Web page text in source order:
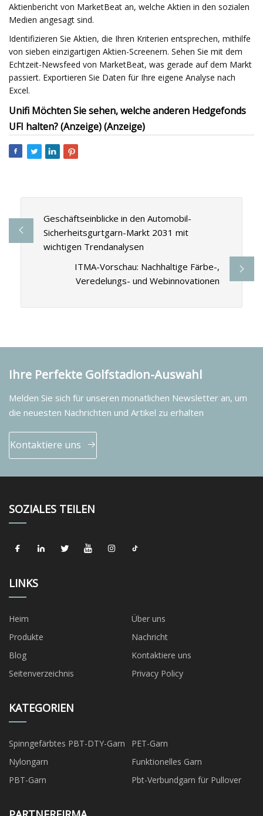
Aktienbericht von MarketBeat an, welche Aktien in den sozialen
Medien angesagt sind.
Identifizieren Sie Aktien, die Ihren Kriterien entsprechen, mithilfe
von sieben einzigartigen Aktien-Screenern. Sehen Sie mit dem
Echtzeit-Newsfeed von MarketBeat, was gerade auf dem Markt
passiert. Exportieren Sie Daten für Ihre eigene Analyse nach
Excel.
Unifi Möchten Sie sehen, welche anderen Hedgefonds
UFI halten? (Anzeige) (Anzeige)
Geschäftseinblicke in den Automobil-
Sicherheitsgurtgarn-Markt 2031 mit
wichtigen Trendanalysen
ITMA-Vorschau: Nachhaltige Färbe-,
Veredelungs- und Webinnovationen
Ihre Perfekte Golfstadion-Auswahl
Melden Sie sich für unseren monatlichen Newsletter an, um
die neuesten Nachrichten und Artikel zu erhalten
Kontaktiere uns
SOZIALES TEILEN
LINKS
Heim
Über uns
Produkte
Nachricht
Blog
Kontaktiere uns
Seitenverzeichnis
Privacy Policy
KATEGORIEN
Spinngefärbtes PBT-DTY-Garn
PET-Garn
Nylongarn
Funktionelles Garn
PBT-Garn
Pbt-Verbundgarn für Pullover